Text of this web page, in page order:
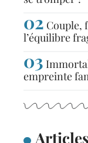
Couple,
l’équilibre
empreinte